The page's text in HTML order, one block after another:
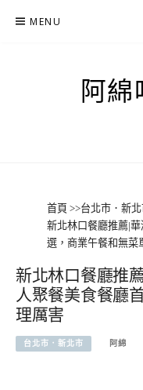
MENU
阿綿
首頁 >>台北市．新
新北林口餐廳推薦|
選，商業午餐和無菜
新北林口餐廳推
人聚餐美食餐廳
理厲害
台北市．新北市 阿綿